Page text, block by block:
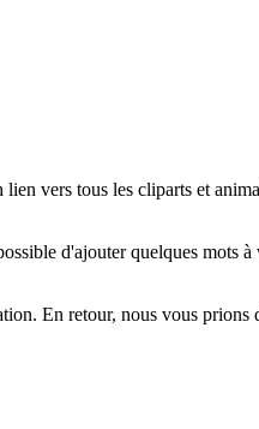
vers tous les cliparts et
d'ajouter quelques mots
En retour, nous vous prions